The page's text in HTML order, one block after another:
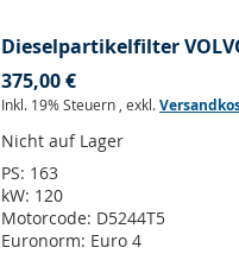
Dieselpartikelfilter
375,00 €
Inkl. 19% Steuern ,exkl.
Nicht auf Lager
PS: 163
kW: 120
Motorcode: D5244T5
Euronorm: Euro 4